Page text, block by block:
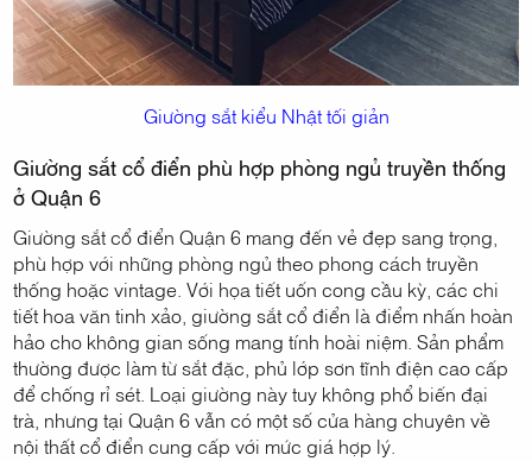
Giường sắt kiểu Nhật tối giản
Giường sắt cổ điển phù hợp phòng ngủ truyền thống
ở Quận 6
Giường sắt cổ điển Quận 6 mang đến vẻ đẹp sang trọng,
phù hợp với những phòng ngủ theo phong cách truyền
thống hoặc vintage. Với họa tiết uốn cong cầu kỳ, các chi
tiết hoa văn tinh xảo, giường sắt cổ điển là điểm nhấn hoàn
hảo cho không gian sống mang tính hoài niệm. Sản phẩm
thường được làm từ sắt đặc, phủ lớp sơn tĩnh điện cao cấp
để chống rỉ sét. Loại giường này tuy không phổ biến đại
trà, nhưng tại Quận 6 vẫn có một số cửa hàng chuyên về
nội thất cổ điển cung cấp với mức giá hợp lý.